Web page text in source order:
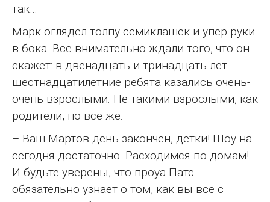
так…
Марк оглядел толпу семиклашек и упер руки
в бока. Все внимательно ждали того, что он
скажет: в двенадцать и тринадцать лет
шестнадцатилетние ребята казались очень-
очень взрослыми. Не такими взрослыми, как
родители, но все же.
– Ваш Мартов день закончен, детки! Шоу на
сегодня достаточно. Расходимся по домам!
И будьте уверены, что проуа Патс
обязательно узнает о том, как вы все с